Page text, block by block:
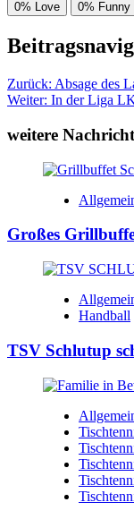
0% Love 0% Funny
Zurück: Absage des
Weiter: In der Liga
weitere
Großes
Handball
TSV Schlutup